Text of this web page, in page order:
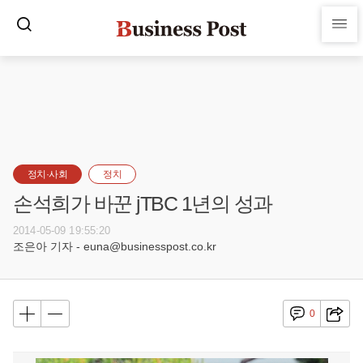
정치·사회 정치
손석희가 바꾼 jTBC 1년의 성과
2014-05-09 19:55:20
조은아 기자 - euna@businesspost.co.kr
0